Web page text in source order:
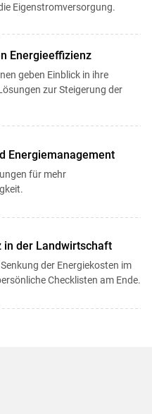
Eigenstromversorgung.
Energieeffizienz
geben Einblick in ihre
zur Steigerung der
Energiemanagement
für mehr
in der Landwirtschaft
der Energiekosten im
Checklisten am Ende.